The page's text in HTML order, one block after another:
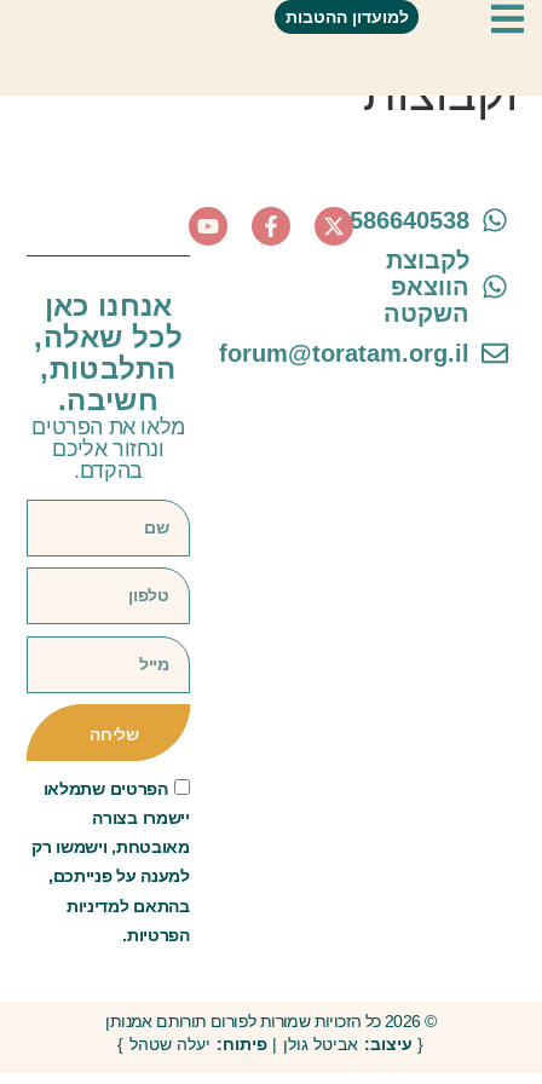
למועדון ההטבות
ענבר שניר הנחיית הורים
וקבוצות
0586640538
לקבוצת
הווצאפ
השקטה
forum@toratam.org.il
אנחנו כאן
לכל שאלה,
התלבטות,
חשיבה.
מלאו את הפרטים
ונחזור אליכם
בהקדם.
הפרטים שתמלאו
יישמרו בצורה
מאובטחת, וישמשו רק
למענה על פנייתכם,
בהתאם למדיניות
הפרטיות.
שליחה
© 2026 כל הזכויות שמורות לפורום תורותם אמנותן
{ עיצוב: אביטל גולן | פיתוח: יעלה שטהל }